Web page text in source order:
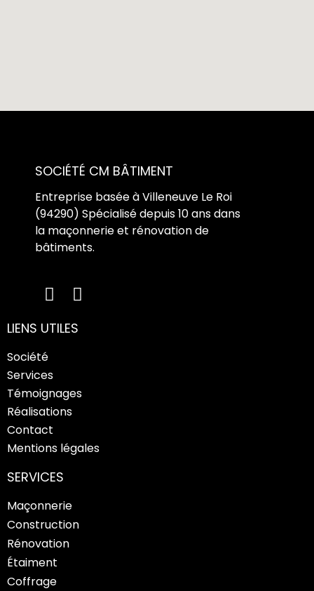
SOCIÉTÉ CM BÂTIMENT
Entreprise basée à Villeneuve Le Roi
(94290) Spécialisé depuis 10 ans dans
la maçonnerie et rénovation de
bâtiments.
LIENS UTILES
Société
Services
Témoignages
Réalisations
Contact
Mentions légales
SERVICES
Maçonnerie
Construction
Rénovation
Étaiment
Coffrage